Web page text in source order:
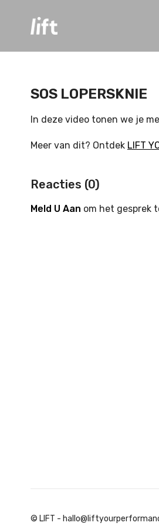
SOS LOPERSKNIE
In deze video tonen we je
Meer van dit? Ontdek LIFT
Reacties (0)
Meld U Aan om het gesprek
© LIFT -